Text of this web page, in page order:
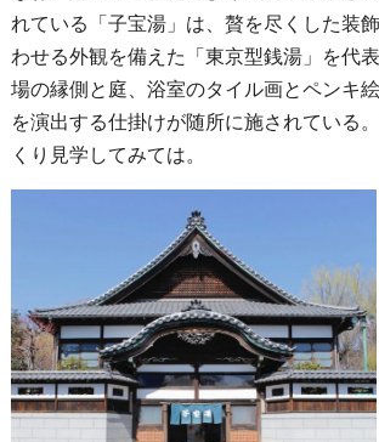
れている「子宝湯」は、贅を尽くした装
わせる外観を備えた「東京型銭湯」を代
場の縁側と庭、浴室のタイル画とペンキ
を演出する仕掛けが随所に施されている
くり見学してみては。